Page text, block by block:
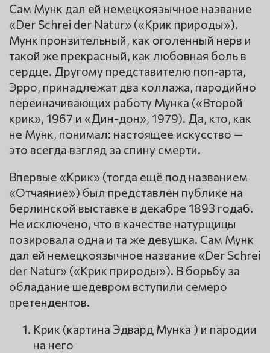
Сам Мунк дал ей немецкоязычное название
«Der Schrei der Natur» («Крик природы»).
Мунк пронзительный, как оголенный нерв и
такой же прекрасный, как любовная боль в
сердце. Другому представителю поп-арта,
Эрро, принадлежат два коллажа, пародийно
переиначивающих работу Мунка («Второй
крик», 1967 и «Дин-дон», 1979). Да, кто, как
не Мунк, понимал: настоящее искусство —
это всегда взгляд за спину смерти.
Впервые «Крик» (тогда ещё под названием
«Отчаяние») был представлен публике на
берлинской выставке в декабре 1893 года6.
Не исключено, что в качестве натурщицы
позировала одна и та же девушка. Сам Мунк
дал ей немецкоязычное название «Der Schrei
der Natur» («Крик природы»). В борьбу за
обладание шедевром вступили семеро
претендентов.
Крик (картина Эдвард Мунка ) и пародии
на него